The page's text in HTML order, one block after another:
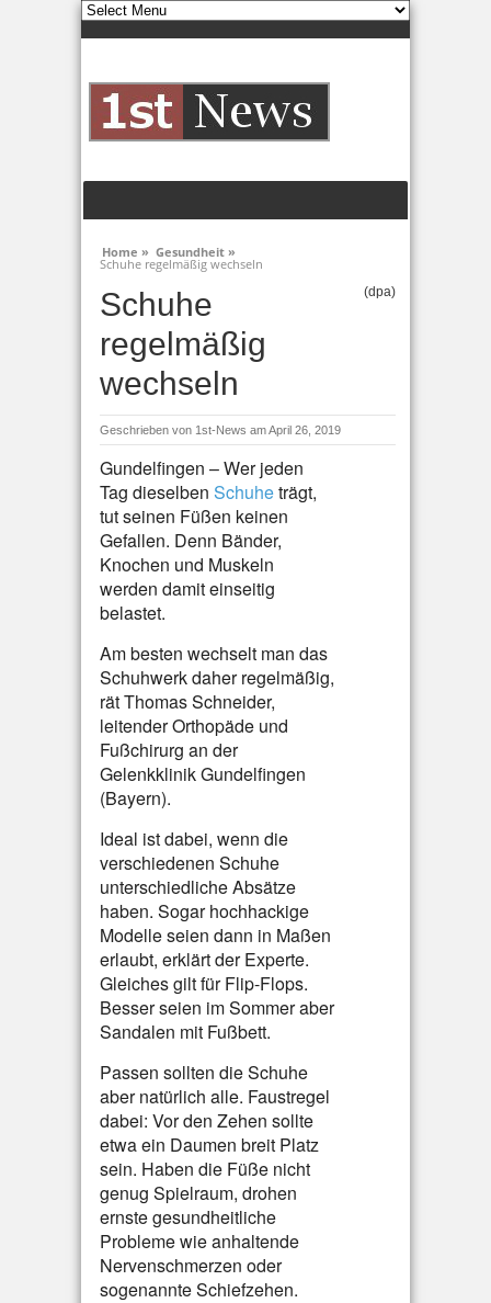
Home » Gesundheit »
Schuhe regelmäßig wechseln
Schuhe
regelmäßig
wechseln
(dpa)
Geschrieben von 1st-News am April 26, 2019
Gundelfingen – Wer jeden
Tag dieselben Schuheträgt,
tut seinen Füßen keinen
Gefallen. Denn Bänder,
Knochen und Muskeln
werden damit einseitig
belastet.
Am besten wechselt man das
Schuhwerk daher regelmäßig,
rät Thomas Schneider,
leitender Orthopäde und
Fußchirurg an der
Gelenkklinik Gundelfingen
(Bayern).
Ideal ist dabei, wenn die
verschiedenen Schuhe
unterschiedliche Absätze
haben. Sogar hochhackige
Modelle seien dann in Maßen
erlaubt, erklärt der Experte.
Gleiches gilt für Flip-Flops.
Besser seien im Sommer aber
Sandalen mit Fußbett.
Passen sollten die Schuhe
aber natürlich alle. Faustregel
dabei: Vor den Zehen sollte
etwa ein Daumen breit Platz
sein. Haben die Füße nicht
genug Spielraum, drohen
ernste gesundheitliche
Probleme wie anhaltende
Nervenschmerzen oder
sogenannte Schiefzehen.